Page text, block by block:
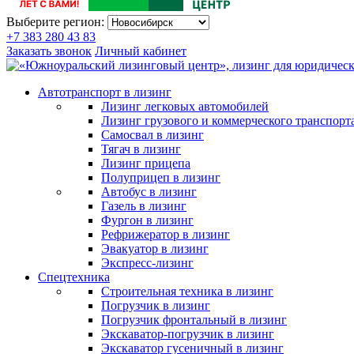
Выберите регион:
+7 383 280 43 83
Заказать звонок Личный кабинет
Автотранспорт в лизинг
Лизинг легковых автомобилей
Лизинг грузового и коммерческого
Самосвал в лизинг
Тягач в лизинг
Лизинг прицепа
Полуприцеп в лизинг
Автобус в лизинг
Газель в лизинг
Фургон в лизинг
Рефрижератор в лизинг
Эвакуатор в лизинг
Экспресс-лизинг
Спецтехника
Строительная техника в лизинг
Погрузчик в лизинг
Погрузчик фронтальный в лизинг
Экскаватор-погрузчик в лизинг
Экскаватор гусеничный в лизинг